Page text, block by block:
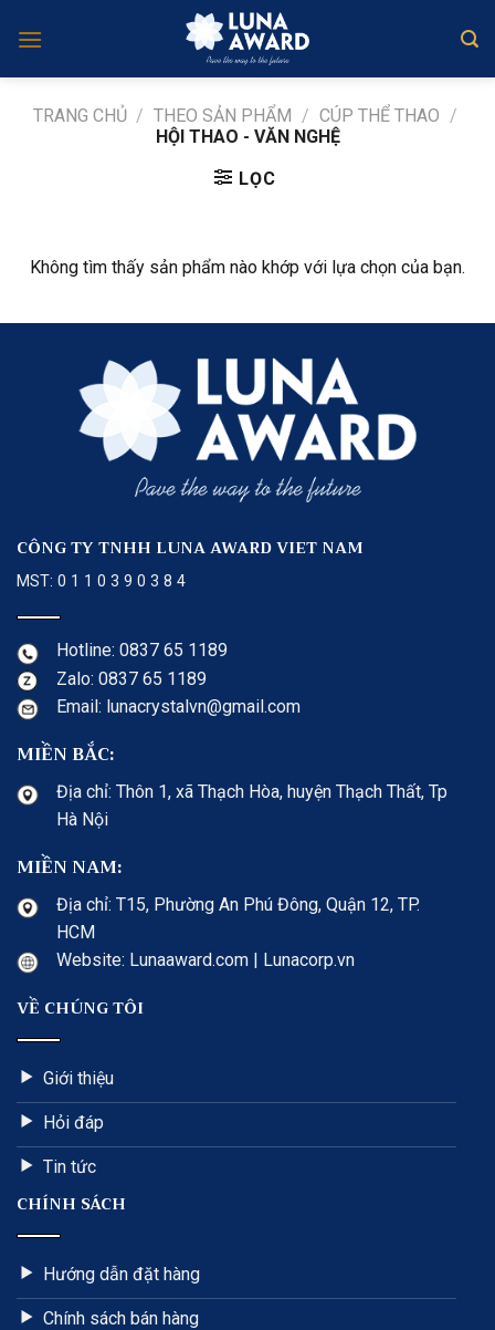
TRANG CHỦ / THEO SẢN PHẨM / CÚP THỂ THAO /
HỘI THAO - VĂN NGHỆ
LỌC
Không tìm thấy sản phẩm nào khớp với lựa chọn của bạn.
CÔNG TY TNHH LUNA AWARD VIET NAM
MST: 0 1 1 0 3 9 0 3 8 4
Hotline: 0837 65 1189
Zalo: 0837 65 1189
Email: lunacrystalvn@gmail.com
MIỀN BẮC:
Địa chỉ: Thôn 1, xã Thạch Hòa, huyện Thạch Thất, Tp
Hà Nội
MIỀN NAM:
Địa chỉ: T15, Phường An Phú Đông, Quận 12, TP.
HCM
Website: Lunaaward.com | Lunacorp.vn
VỀ CHÚNG TÔI
Giới thiệu
Hỏi đáp
Tin tức
CHÍNH SÁCH
Hướng dẫn đặt hàng
Chính sách bán hàng